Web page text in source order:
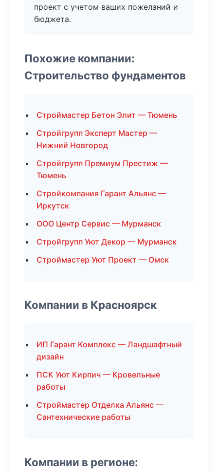
проект с учетом ваших пожеланий и
бюджета.
Похожие компании:
Строительство фундаментов
Строймастер Бетон Элит — Тюмень
Стройгрупп Эксперт Мастер —
Нижний Новгород
Стройгрупп Премиум Престиж —
Тюмень
Стройкомпания Гарант Альянс —
Иркутск
ООО Центр Сервис — Мурманск
Стройгрупп Уют Декор — Мурманск
Строймастер Уют Проект — Омск
Компании в Красноярск
ИП Гарант Комплекс — Ландшафтный
дизайн
ПСК Уют Кирпич — Кровельные
работы
Строймастер Отделка Альянс —
Сантехнические работы
Компании в регионе: